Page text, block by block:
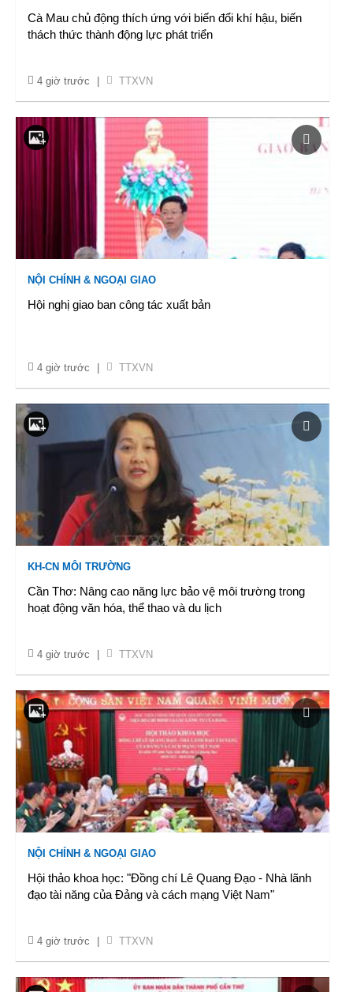
Cà Mau chủ động thích ứng với biến đổi khí hậu, biến
thách thức thành động lực phát triển
4 giờ trước TTXVN
NỘI CHÍNH & NGOẠI GIAO
Hội nghị giao ban công tác xuất bản
4 giờ trước TTXVN
KH-CN MÔI TRƯỜNG
Cần Thơ: Nâng cao năng lực bảo vệ môi trường trong
hoạt động văn hóa, thể thao và du lịch
4 giờ trước TTXVN
NỘI CHÍNH & NGOẠI GIAO
Hội thảo khoa học: "Đồng chí Lê Quang Đạo - Nhà lãnh
đạo tài năng của Đảng và cách mạng Việt Nam"
4 giờ trước TTXVN